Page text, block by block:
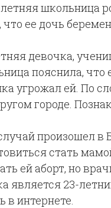
школьница
что ее дочь
девочка,
пояснила, что
угрожал ей. По
городе.
произошел в
стать
ей аборт, но
является 23-
в интернете.